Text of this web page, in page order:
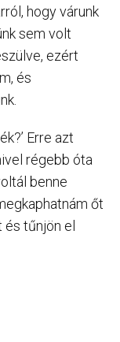
hogy várunk
sem volt
ezért
és
Erre azt
régebb óta
benne
őt
és tűnjön el